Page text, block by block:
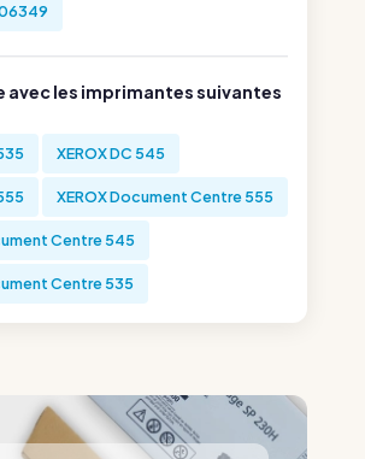
les imprimantes suivantes
XEROX DC 545
XEROX Document Centre 555
Centre 545
Centre 535